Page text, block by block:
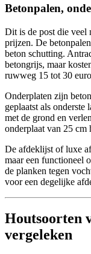
Betonpalen,
Dit is de post die veel
prijzen. De
beton schutting.
betongrijs, maar
ruwweg 15 tot 30
Onderplaten zijn
geplaatst als
met de grond en
onderplaat van 25 cm
De afdeklijst of luxe
maar een functioneel
de planken tegen
voor een degelijke
Houtsoorten
vergeleken